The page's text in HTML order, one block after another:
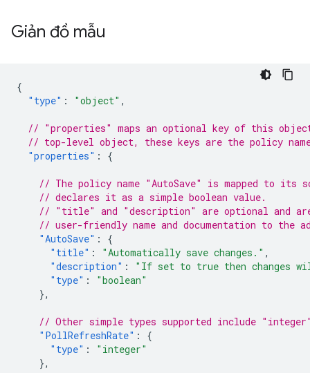
Giản đồ mẫu
{
"type" : "object" ,
// "properties" maps an optional key of this
// top-level object, these keys are the policy
"properties" : {
// The policy name "AutoSave" is mapped to its
// declares it as a simple boolean value.
// "title" and "description" are optional and are
// user-friendly name and documentation to the
"AutoSave" :
{
"title" : "Automatically save changes." ,
"description" :
"If set to true then changes
"type" :
"boolean"
},
// Other simple types supported include
"PollRefreshRate" :
{
"type" :
"integer"
},